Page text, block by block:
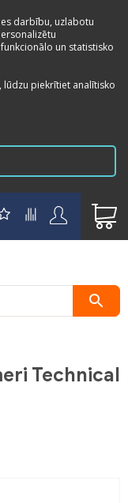
darbību, uzlabotu
un statistisko
piekrītiet analītisko
Technical